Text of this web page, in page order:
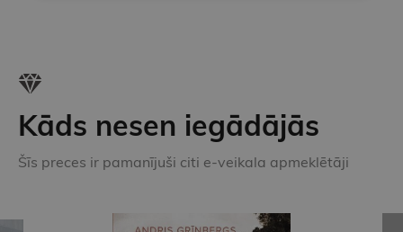
Kāds nesen iegādājās
Šīs preces ir pamanījuši citi e-veikala apmeklētāji